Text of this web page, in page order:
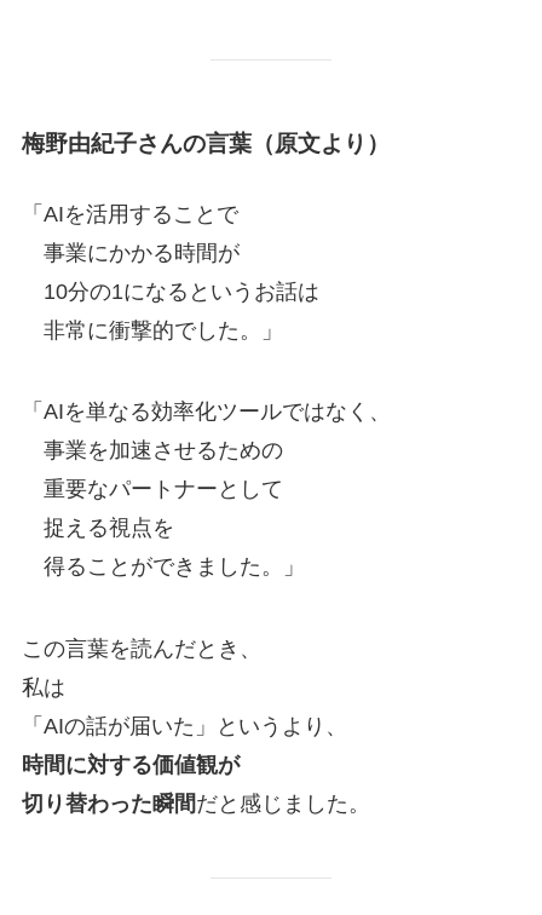
梅野由紀子さんの言葉（原文より）
「AIを活用することで
事業にかかる時間が
10分の1になるというお話は
非常に衝撃的でした。」
「AIを単なる効率化ツールではなく、
事業を加速させるための
重要なパートナーとして
捉える視点を
得ることができました。」
この言葉を読んだとき、
私は
「AIの話が届いた」というより、
時間に対する価値観が
切り替わった瞬間だと感じました。